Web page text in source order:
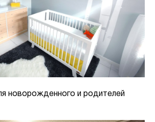
новорожденного и родителей